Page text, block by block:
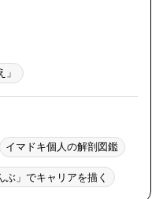
イマドキ個人の解剖図鑑
ぶ」でキャリアを描く